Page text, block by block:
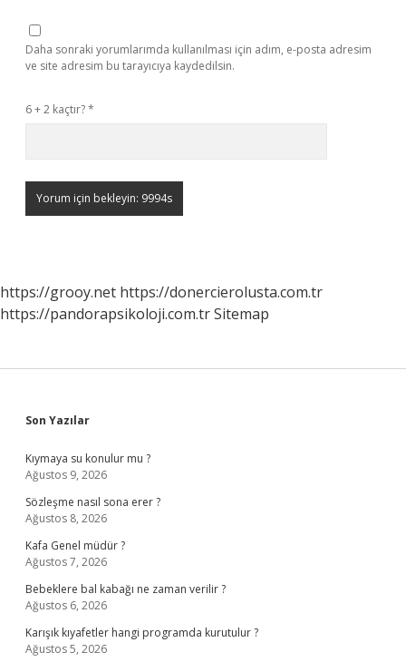
Daha sonraki yorumlarımda kullanılması için adım, e-posta adresim
ve site adresim bu tarayıcıya kaydedilsin.
6 + 2 kaçtır?*
https://grooy.net https://donercierolusta.com.tr
https://pandorapsikoloji.com.trSitemap
Sidebar
Son Yazılar
Kıymaya su konulur mu ?
Ağustos 9, 2026
Sözleşme nasıl sona erer ?
Ağustos 8, 2026
Kafa Genel müdür ?
Ağustos 7, 2026
Bebeklere bal kabağı ne zaman verilir ?
Ağustos 6, 2026
Karışık kıyafetler hangi programda kurutulur ?
Ağustos 5, 2026